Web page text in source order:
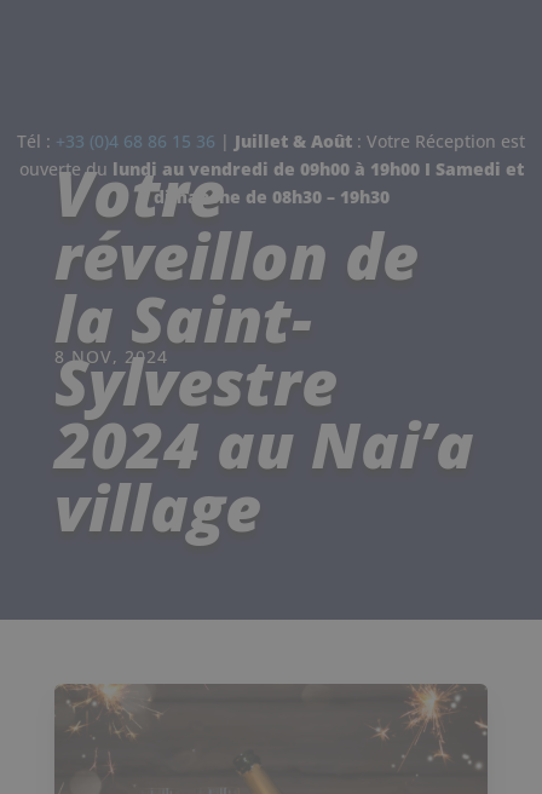
Tél : +33 (0)4 68 86 15 36 | Juillet & Août : Votre Réception est
ouverte du lundi au vendredi de 09h00 à 19h00 I Samedi et
dimanche de 08h30 – 19h30
8 NOV, 2024
Votre
réveillon de
la Saint-
Sylvestre
2024 au Nai’a
village